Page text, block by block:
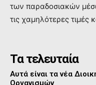
των παραδοσιακών
τις χαμηλότερες τιμές
Τα τελευταία
Αυτά είναι τα νέα
Οργανισμών